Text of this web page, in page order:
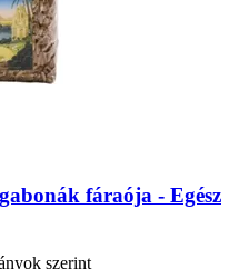
fáraója -​ Egész
szerint